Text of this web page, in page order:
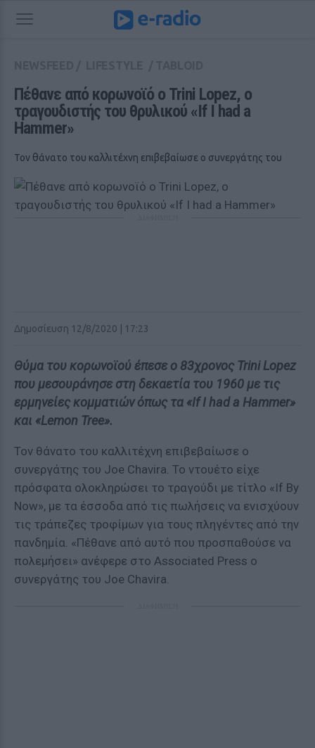
Πέθανε από κορωνοϊό ο Trini Lopez, ο
τραγουδιστής του θρυλικού «If I had a
Hammer»
Τον θάνατο του καλλιτέχνη επιβεβαίωσε ο συνεργάτης του
Δημοσίευση 12/8/2020 | 17:23
Θύμα του κορωνοϊού έπεσε ο 83χρονος Trini Lopez
που μεσουράνησε στη δεκαετία του 1960 με τις
ερμηνείες κομματιών όπως τα «If I had a Hammer»
και «Lemon Tree».
Τον θάνατο του καλλιτέχνη επιβεβαίωσε ο
συνεργάτης του Joe Chavira. Το ντουέτο είχε
πρόσφατα ολοκληρώσει το τραγούδι με τίτλο «If By
Now», με τα έσσοδα από τις πωλήσεις να ενισχύουν
τις τράπεζες τροφίμων για τους πληγέντες από την
πανδημία. «Πέθανε από αυτό που προσπαθούσε να
πολεμήσει» ανέφερε στο Associated Press ο
συνεργάτης του Joe Chavira.